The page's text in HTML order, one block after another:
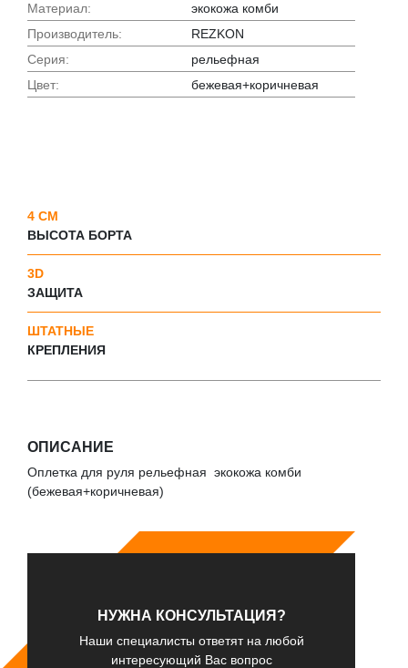
Материал:
экокожа комби
Производитель:
REZKON
Серия:
рельефная
Цвет:
бежевая+коричневая
4 СМ
ВЫСОТА БОРТА
3D
ЗАЩИТА
ШТАТНЫЕ
КРЕПЛЕНИЯ
ОПИСАНИЕ
Оплетка для руля рельефная экокожа комби
(бежевая+коричневая)
НУЖНА КОНСУЛЬТАЦИЯ?
Наши специалисты ответят на любой
интересующий Вас вопрос